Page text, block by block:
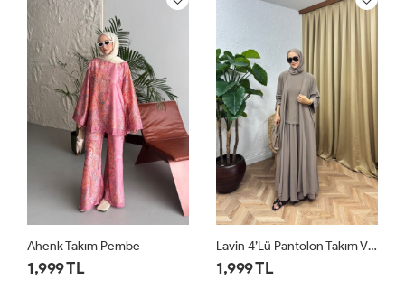
Lavin 4’lü Pantolon Takım Vizon
1,999 TL 1,999 TL